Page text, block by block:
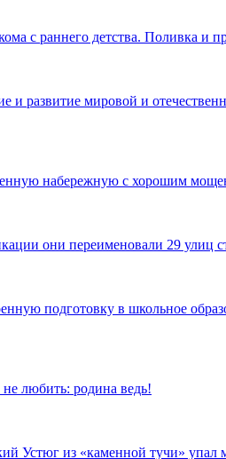
с раннего детства. Поливка и
развитие мировой и
набережную с хорошим
они переименовали 29
подготовку в школьное
любить: родина ведь!
Устюг из «каменной тучи»